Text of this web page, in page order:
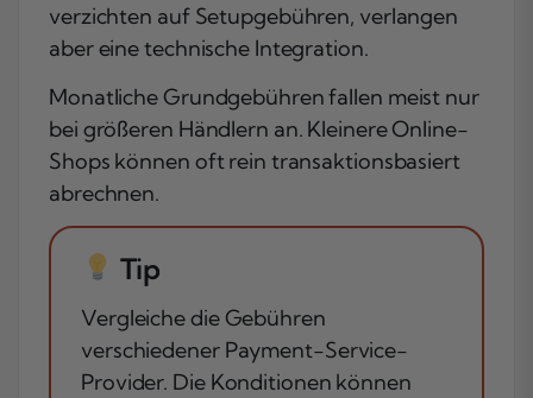
verzichten auf Setupgebühren, verlangen
aber eine technische Integration.
Monatliche Grundgebühren fallen meist nur
bei größeren Händlern an. Kleinere Online-
Shops können oft rein transaktionsbasiert
abrechnen.
Tip
Vergleiche die Gebühren
verschiedener Payment-Service-
Provider. Die Konditionen können